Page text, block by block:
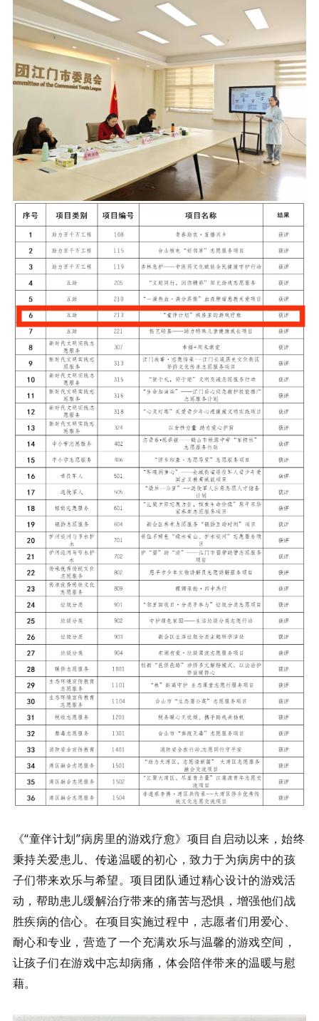
《“童伴计划”病房里的游戏疗愈》项目自启动以来，始终
秉持关爱患儿、传递温暖的初心，致力于为病房中的孩
子们带来欢乐与希望。项目团队通过精心设计的游戏活
动，帮助患儿缓解治疗带来的痛苦与恐惧，增强他们战
胜疾病的信心。在项目实施过程中，志愿者们用爱心、
耐心和专业，营造了一个充满欢乐与温馨的游戏空间，
让孩子们在游戏中忘却病痛，体会陪伴带来的温暖与慰
藉。